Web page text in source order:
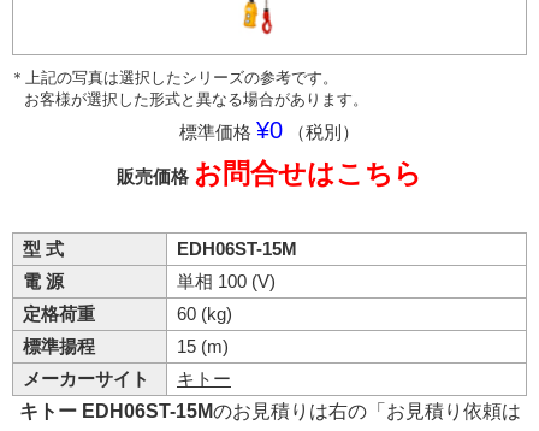
＊上記の写真は選択したシリーズの参考です。
お客様が選択した形式と異なる場合があります。
標準価格 ¥0 （税別）
販売価格 お問合せはこちら
型 式
EDH06ST-15M
電 源
単相 100 (V)
定格荷重
60 (kg)
標準揚程
15 (m)
メーカーサイト
キトー
キトー EDH06ST-15Mのお見積りは右の「お見積り依頼は